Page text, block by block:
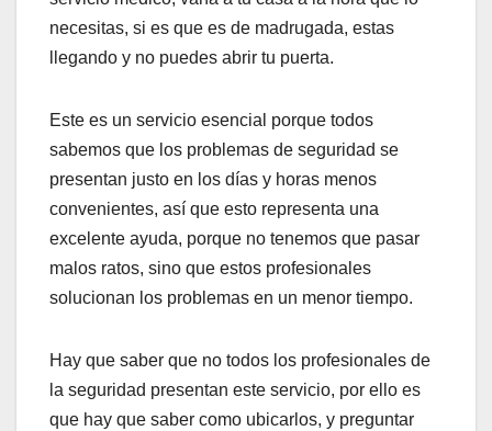
necesitas, si es que es de madrugada, estas
llegando y no puedes abrir tu puerta.
Este es un servicio esencial porque todos
sabemos que los problemas de seguridad se
presentan justo en los días y horas menos
convenientes, así que esto representa una
excelente ayuda, porque no tenemos que pasar
malos ratos, sino que estos profesionales
solucionan los problemas en un menor tiempo.
Hay que saber que no todos los profesionales de
la seguridad presentan este servicio, por ello es
que hay que saber como ubicarlos, y preguntar